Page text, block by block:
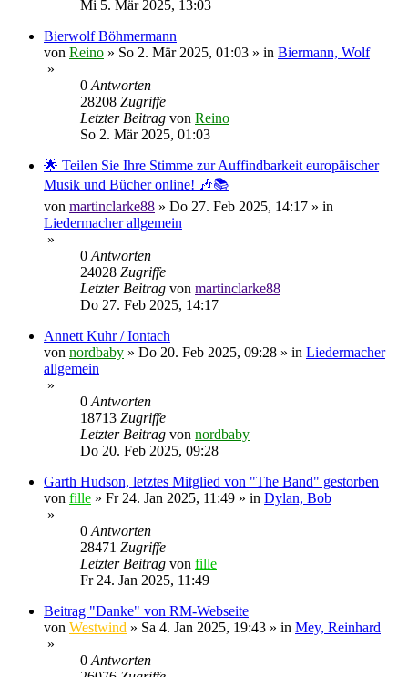
Mi 5. Mär 2025, 13:03
Bierwolf Böhmermann
von Reino » So 2. Mär 2025, 01:03 » in Biermann, Wolf
»
0Antworten
28208 Zugriffe
Letzter Beitrag von Reino
So 2. Mär 2025, 01:03
🌟 Teilen Sie Ihre Stimme zur Auffindbarkeit europäischer
Musik und Bücher online! 🎶📚
von martinclarke88 » Do 27. Feb 2025, 14:17 » in
Liedermacher allgemein
»
0Antworten
24028 Zugriffe
Letzter Beitrag von martinclarke88
Do 27. Feb 2025, 14:17
Annett Kuhr / Iontach
von nordbaby » Do 20. Feb 2025, 09:28 » in Liedermacher
allgemein
»
0Antworten
18713 Zugriffe
Letzter Beitrag von nordbaby
Do 20. Feb 2025, 09:28
Garth Hudson, letztes Mitglied von "The Band" gestorben
von fille » Fr 24. Jan 2025, 11:49 » in Dylan, Bob
»
0Antworten
28471 Zugriffe
Letzter Beitrag von fille
Fr 24. Jan 2025, 11:49
Beitrag "Danke" von RM-Webseite
von Westwind » Sa 4. Jan 2025, 19:43 » in Mey, Reinhard
»
0Antworten